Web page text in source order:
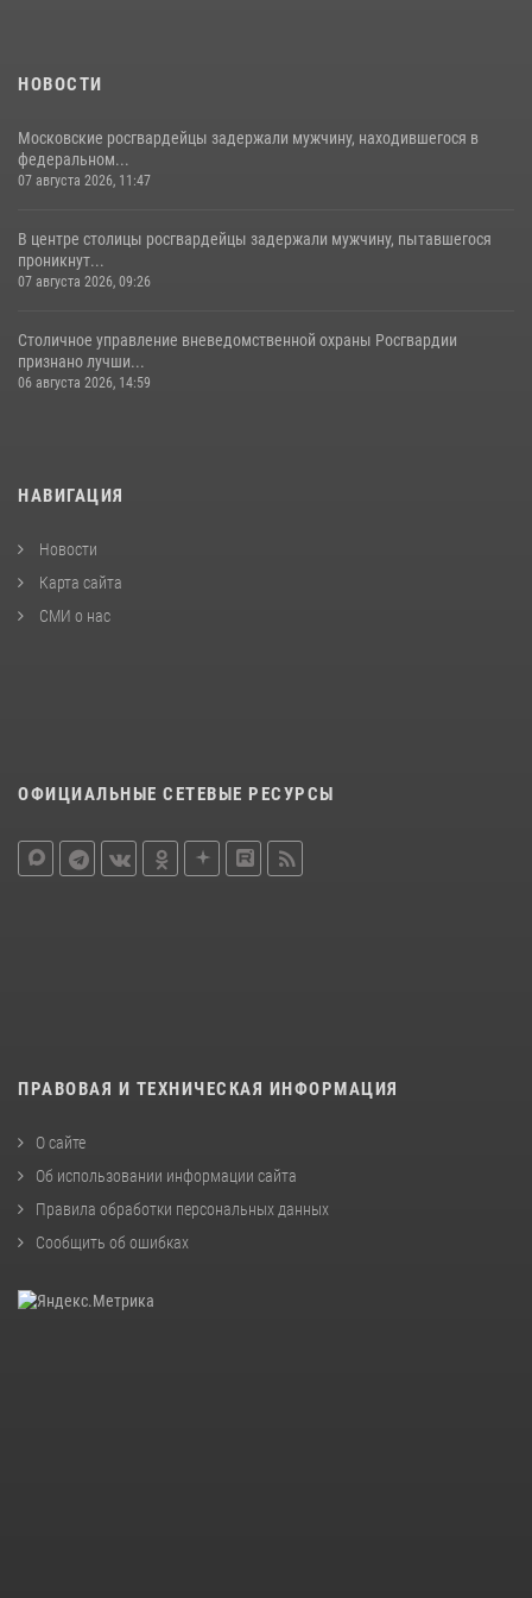
НОВОСТИ
Московские росгвардейцы задержали мужчину, находившегося в
федеральном...
07 августа 2026, 11:47
В центре столицы росгвардейцы задержали мужчину, пытавшегося
проникнут...
07 августа 2026, 09:26
Столичное управление вневедомственной охраны Росгвардии
признано лучши...
06 августа 2026, 14:59
НАВИГАЦИЯ
Новости
Карта сайта
СМИ о нас
ОФИЦИАЛЬНЫЕ СЕТЕВЫЕ РЕСУРСЫ
ПРАВОВАЯ И ТЕХНИЧЕСКАЯ ИНФОРМАЦИЯ
О сайте
Об использовании информации сайта
Правила обработки персональных данных
Сообщить об ошибках